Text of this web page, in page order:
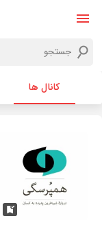
کانال ها